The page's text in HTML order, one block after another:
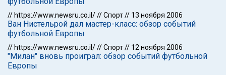
// https://www.newsru.co.il///Спорт// 13 ноября 2006
Ван Нистельрой дал мастер-класс: обзор событий
футбольной Европы
// https://www.newsru.co.il///Спорт// 12 ноября 2006
"Милан" вновь проиграл: обзор событий футбольной
Европы